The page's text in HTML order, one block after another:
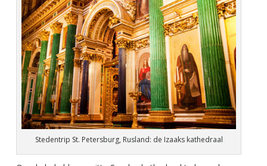
Stedentrip St. Petersburg, Rusland: de Izaaks kathedraal